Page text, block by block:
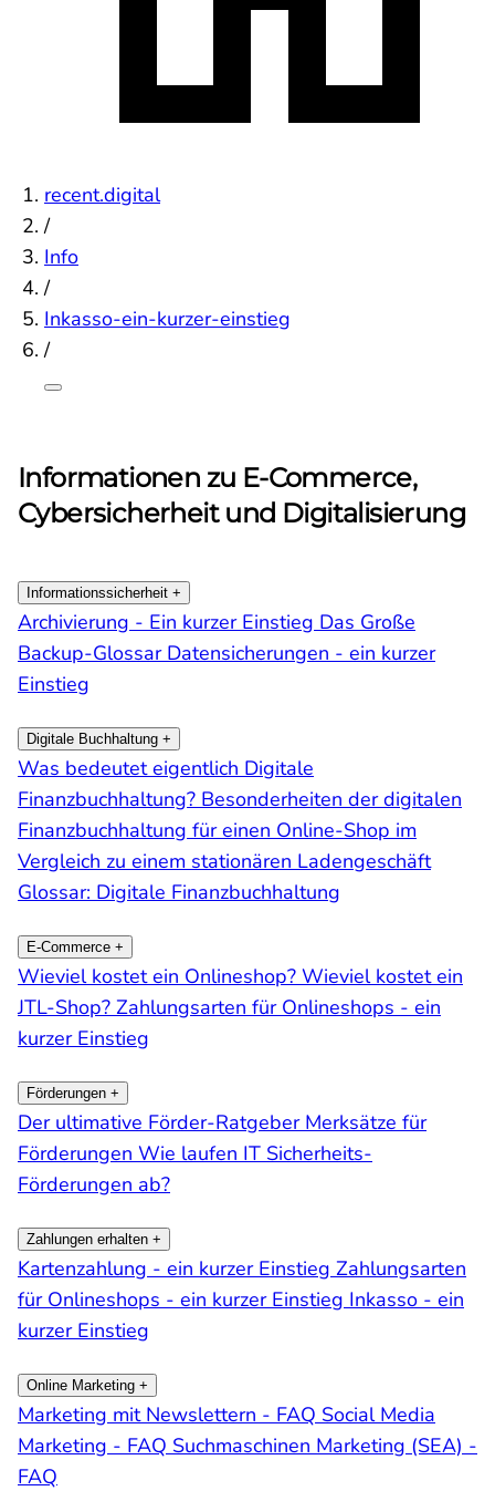
recent.digital
/
Info
/
Inkasso-ein-kurzer-einstieg
/
Informationen zu E-Commerce,
Cybersicherheit und Digitalisierung
Informationssicherheit +
Archivierung - Ein kurzer Einstieg Das Große
Backup-Glossar Datensicherungen - ein kurzer
Einstieg
Digitale Buchhaltung +
Was bedeutet eigentlich Digitale
Finanzbuchhaltung? Besonderheiten der digitalen
Finanzbuchhaltung für einen Online-Shop im
Vergleich zu einem stationären Ladengeschäft
Glossar: Digitale Finanzbuchhaltung
E-Commerce +
Wieviel kostet ein Onlineshop? Wieviel kostet ein
JTL-Shop? Zahlungsarten für Onlineshops - ein
kurzer Einstieg
Förderungen +
Der ultimative Förder-Ratgeber Merksätze für
Förderungen Wie laufen IT Sicherheits-
Förderungen ab?
Zahlungen erhalten +
Kartenzahlung - ein kurzer Einstieg Zahlungsarten
für Onlineshops - ein kurzer Einstieg Inkasso - ein
kurzer Einstieg
Online Marketing +
Marketing mit Newslettern - FAQ Social Media
Marketing - FAQ Suchmaschinen Marketing (SEA) -
FAQ